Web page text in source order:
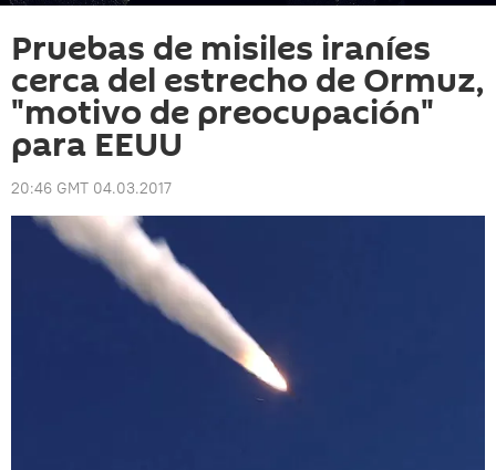
Pruebas de misiles iraníes
cerca del estrecho de Ormuz,
"motivo de preocupación"
para EEUU
20:46 GMT 04.03.2017